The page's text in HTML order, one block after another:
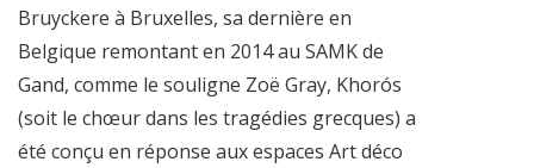
Bruyckere à Bruxelles, sa dernière en
Belgique remontant en 2014 au SAMK de
Gand, comme le souligne Zoë Gray, Khorós
(soit le chœur dans les tragédies grecques) a
été conçu en réponse aux espaces Art déco